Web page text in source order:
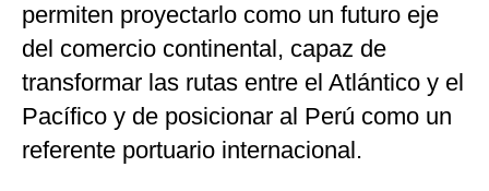
permiten proyectarlo como un futuro eje
del comercio continental, capaz de
transformar las rutas entre el Atlántico y el
Pacífico y de posicionar al Perú como un
referente portuario internacional.